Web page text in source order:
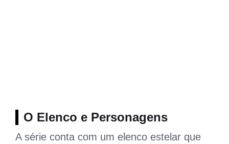
O Elenco e Personagens
A série conta com um elenco estelar que